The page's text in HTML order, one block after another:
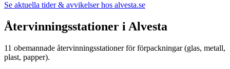
Se aktuella tider & avvikelser hos alvesta.se
Återvinningsstationer i Alvesta
11 obemannade återvinningsstationer för förpackningar (glas, metall,
plast, papper).